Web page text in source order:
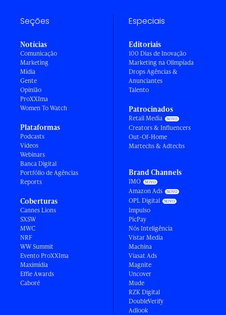
Seções
Notícias
Comunicação
Marketing
Mídia
Gente
Opinião
ProXXIma
Women To Watch
Plataformas
Podcasts
Vídeos
Webinars
Banca Digital
Portfólio de Agências
Reports
Coberturas
Cannes Lions
SXSW
MWC
NRF
WW Summit
Evento ProXXIma
Maximídia
Effie Awards
Caboré
Especiais
Editoriais
100 Dias de Inovação
Marketing na Olimpíada
Drops Agências &
Anunciantes
Talento
Patrocinados
Retail Media
Creators & Influencers
Out-Of-Home
Martechs & Adtechs
Brand Channels
IMO
Amazon Ads
OPL Digital
Impulso
PicPay
Nós Inteligência
Vistar Media
Machina
Viasat Ads
Magnite
Uncover
Mude
RZK Digital
DoubleVerify
Adlook